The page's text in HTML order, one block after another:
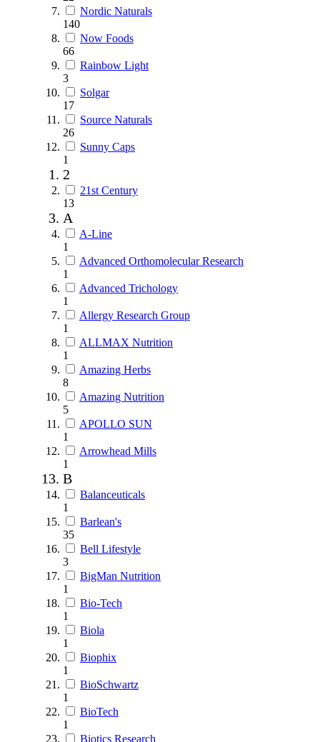
Nordic Naturals
140
Now Foods
66
Rainbow Light
3
Solgar
17
Source Naturals
26
Sunny Caps
1
2
21st Century
13
A
A-Line
1
Advanced Orthomolecular Research
1
Advanced Trichology
1
Allergy Research Group
1
ALLMAX Nutrition
1
Amazing Herbs
8
Amazing Nutrition
5
APOLLO SUN
1
Arrowhead Mills
1
B
Balanceuticals
1
Barlean's
35
Bell Lifestyle
3
BigMan Nutrition
1
Bio-Tech
1
Biola
1
Biophix
1
BioSchwartz
1
BioTech
1
Biotics Research